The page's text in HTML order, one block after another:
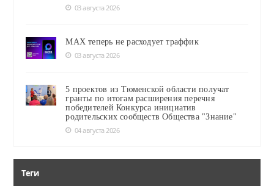
03 августа 2026
MAX теперь не расходует траффик
03 августа 2026
5 проектов из Тюменской области получат
гранты по итогам расширения перечня
победителей Конкурса инициатив
родительских сообществ Общества "Знание"
04 августа 2026
Теги